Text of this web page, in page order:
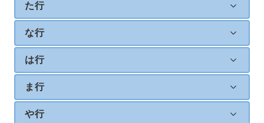
た行
な行
は行
ま行
や行